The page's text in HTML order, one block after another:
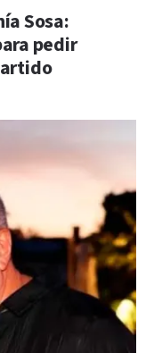
Sosa:
pedir